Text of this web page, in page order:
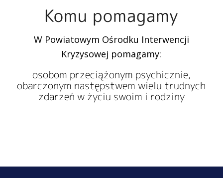
Komu pomagamy
W Powiatowym Ośrodku Interwencji
Kryzysowej pomagamy:
osobom przeciążonym psychicznie,
obarczonym następstwem wielu trudnych
zdarzeń w życiu swoim i rodziny